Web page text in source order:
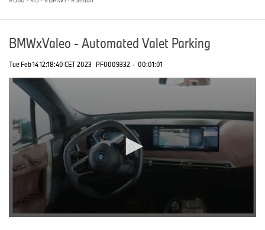
BMWxValeo - Automated Valet Parking
Tue Feb 14 12:18:40 CET 2023 PF0009332 · 00:01:01